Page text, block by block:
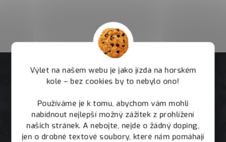
Výlet na našem webu je jako jízda na horském
kole – bez cookies by to nebylo ono!
Používáme je k tomu, abychom vám mohli
nabídnout nejlepší možný zážitek z prohlížení
našich stránek. A nebojte, nejde o žádný doping,
jen o drobné textové soubory, které nám pomáhají